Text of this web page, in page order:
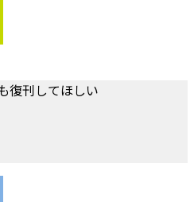
復刊してほしい